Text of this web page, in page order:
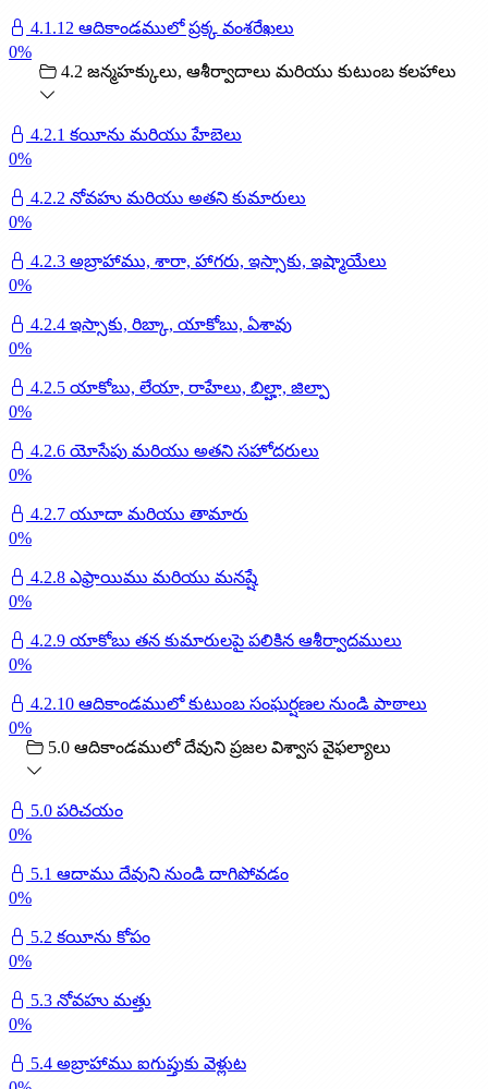
4.1.12 ఆదికాండములో ప్రక్క వంశరేఖలు
0%
4.2 జన్మహక్కులు, ఆశీర్వాదాలు మరియు కుటుంబ కలహాలు
4.2.1 కయీను మరియు హేబెలు
0%
4.2.2 నోవహు మరియు అతని కుమారులు
0%
4.2.3 అబ్రాహాము, శారా, హాగరు, ఇస్సాకు, ఇష్మాయేలు
0%
4.2.4 ఇస్సాకు, రిబ్కా, యాకోబు, ఏశావు
0%
4.2.5 యాకోబు, లేయా, రాహేలు, బిల్హా, జిల్పా
0%
4.2.6 యోసేపు మరియు అతని సహోదరులు
0%
4.2.7 యూదా మరియు తామారు
0%
4.2.8 ఎఫ్రాయిము మరియు మనష్షే
0%
4.2.9 యాకోబు తన కుమారులపై పలికిన ఆశీర్వాదములు
0%
4.2.10 ఆదికాండములో కుటుంబ సంఘర్షణల నుండి పాఠాలు
0%
5.0 ఆదికాండములో దేవుని ప్రజల విశ్వాస వైఫల్యాలు
5.0 పరిచయం
0%
5.1 ఆదాము దేవుని నుండి దాగిపోవడం
0%
5.2 కయీను కోపం
0%
5.3 నోవహు మత్తు
0%
5.4 అబ్రాహాము ఐగుప్తుకు వెళ్లుట